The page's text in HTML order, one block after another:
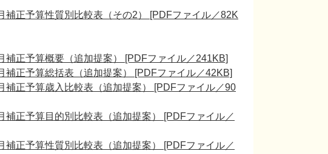
補正予算性質別比較表（その2） [PDFファイル／82K
補正予算概要（追加提案） [PDFファイル／241KB]
補正予算総括表（追加提案） [PDFファイル／42KB]
補正予算歳入比較表（追加提案） [PDFファイル／90
補正予算目的別比較表（追加提案） [PDFファイル／
補正予算性質別比較表（追加提案） [PDFファイル／